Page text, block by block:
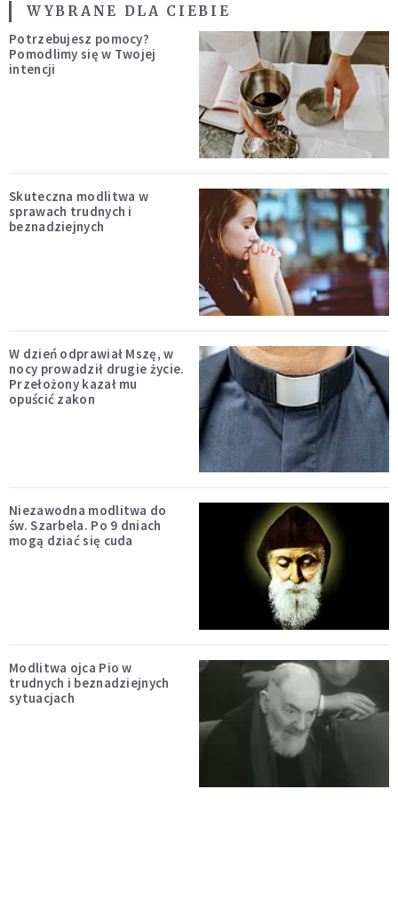
WYBRANE DLA CIEBIE
Potrzebujesz pomocy?
Pomodlimy się w Twojej
intencji
Skuteczna modlitwa w
sprawach trudnych i
beznadziejnych
W dzień odprawiał Mszę, w
nocy prowadził drugie życie.
Przełożony kazał mu
opuścić zakon
Niezawodna modlitwa do
św. Szarbela. Po 9 dniach
mogą dziać się cuda
Modlitwa ojca Pio w
trudnych i beznadziejnych
sytuacjach